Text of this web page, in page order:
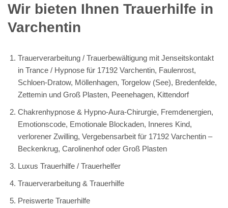
Wir bieten Ihnen Trauerhilfe in
Varchentin
Trauerverarbeitung / Trauerbewältigung mit Jenseitskontakt
in Trance / Hypnose für 17192 Varchentin, Faulenrost,
Schloen-Dratow, Möllenhagen, Torgelow (See), Bredenfelde,
Zettemin und Groß Plasten, Peenehagen, Kittendorf
Chakrenhypnose & Hypno-Aura-Chirurgie, Fremdenergien,
Emotionscode, Emotionale Blockaden, Inneres Kind,
verlorener Zwilling, Vergebensarbeit für 17192 Varchentin –
Beckenkrug, Carolinenhof oder Groß Plasten
Luxus Trauerhilfe / Trauerhelfer
Trauerverarbeitung & Trauerhilfe
Preiswerte Trauerhilfe